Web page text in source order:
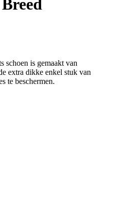
schoen is gemaakt van
extra dikke enkel stuk van
te beschermen.